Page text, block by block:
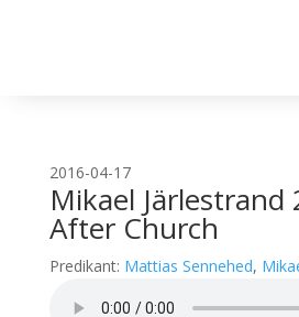
2016-04-17
Mikael Järlestrand
After Church
Predikant: Mattias Sennehed,